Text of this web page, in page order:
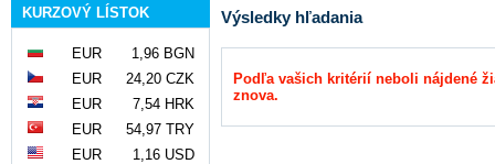
KURZOVÝ LÍSTOK
EUR
1,96 BGN
EUR
24,20 CZK
EUR
7,54 HRK
EUR
54,97 TRY
EUR
1,16 USD
Výsledky hľadania
Podľa vašich kritérií neboli nájdené
znova.